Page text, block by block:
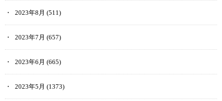
2023年8月 (511)
2023年7月 (657)
2023年6月 (665)
2023年5月 (1373)